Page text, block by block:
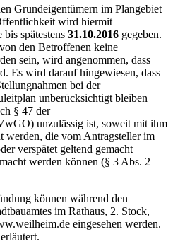
Grundeigentümern im Plangebiet
wird hiermit
spätestens 31.10.2016 gegeben.
den Betroffenen keine
sein, wird angenommen, dass
Es wird darauf hingewiesen, dass
bei der
unberücksichtigt bleiben
§ 47 der
unzulässig ist, soweit mit ihm
werden, die vom Antragsteller im
verspätet geltend gemacht
werden können (§ 3 Abs. 2
können während den
im Rathaus, 2. Stock,
eingesehen werden.